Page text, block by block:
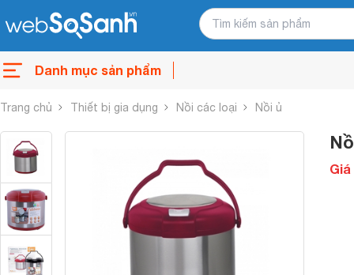
Danh mục sản phẩm
Trang chủ Thiết bị gia dụng Nồi các loại Nồi ủ